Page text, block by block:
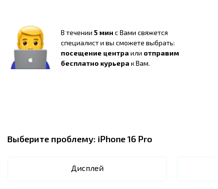
В течении 5 мин с Вами свяжется
специалист и вы сможете выбрать:
посещение центра или отправим
бесплатно курьера к Вам.
Выберите проблему: iPhone 16 Pro
Дисплей